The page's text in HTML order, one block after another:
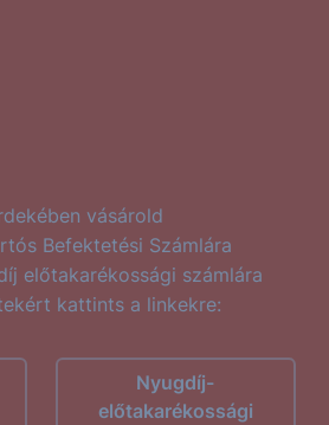
vásárold
Befektetési Számlára
előtakarékossági számlára
kattints a linkekre:
Nyugdíj-
előtakarékossági